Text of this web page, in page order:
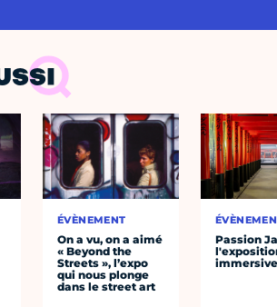
ÉVÈNEMENT
On a vu, on a aimé
« Beyond the
Streets », l’expo
qui nous plonge
dans le street art
Passion